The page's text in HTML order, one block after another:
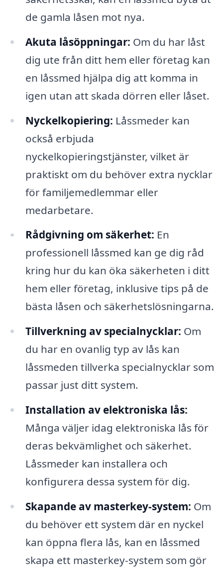
de gamla låsen mot nya.
Akuta låsöppningar: Om du har låst
dig ute från ditt hem eller företag kan
en låssmed hjälpa dig att komma in
igen utan att skada dörren eller låset.
Nyckelkopiering: Låssmeder kan
också erbjuda
nyckelkopieringstjänster, vilket är
praktiskt om du behöver extra nycklar
för familjemedlemmar eller
medarbetare.
Rådgivning om säkerhet: En
professionell låssmed kan ge dig råd
kring hur du kan öka säkerheten i ditt
hem eller företag, inklusive tips på de
bästa låsen och säkerhetslösningarna.
Tillverkning av specialnycklar: Om
du har en ovanlig typ av lås kan
låssmeden tillverka specialnycklar som
passar just ditt system.
Installation av elektroniska lås:
Många väljer idag elektroniska lås för
deras bekvämlighet och säkerhet.
Låssmeder kan installera och
konfigurera dessa system för dig.
Skapande av masterkey-system: Om
du behöver ett system där en nyckel
kan öppna flera lås, kan en låssmed
skapa ett masterkey-system som gör